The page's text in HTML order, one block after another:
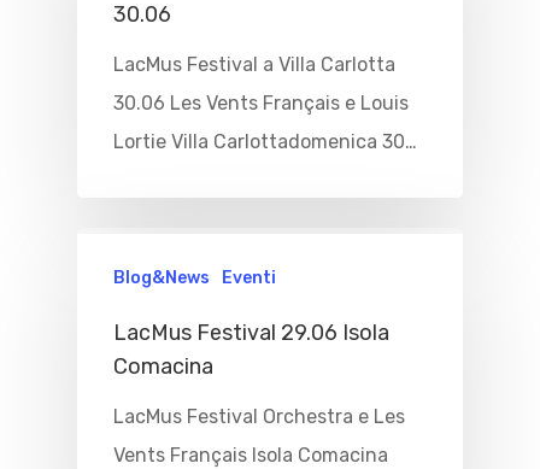
30.06
LacMus Festival a Villa Carlotta
30.06 Les Vents Français e Louis
Lortie Villa Carlottadomenica 30…
Blog&News Eventi
LacMus Festival 29.06 Isola
Comacina
LacMus Festival Orchestra e Les
Vents Français Isola Comacina
Home
Cosa Fare
Noleggio Barche
Dove